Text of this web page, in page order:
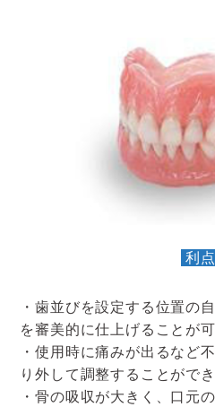
利点
・歯並びを設定する位置の
を審美的に仕上げることが可
・使用時に痛みが出るなど
り外して調整することができ
・骨の吸収が大きく、口元